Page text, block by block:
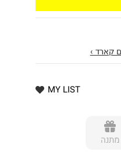
קארד ›
MY LIST
מתנה